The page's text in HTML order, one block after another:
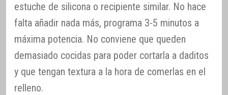
estuche de silicona o recipiente similar. No hace
falta añadir nada más, programa 3-5 minutos a
máxima potencia. No conviene que queden
demasiado cocidas para poder cortarla a daditos
y que tengan textura a la hora de comerlas en el
relleno.